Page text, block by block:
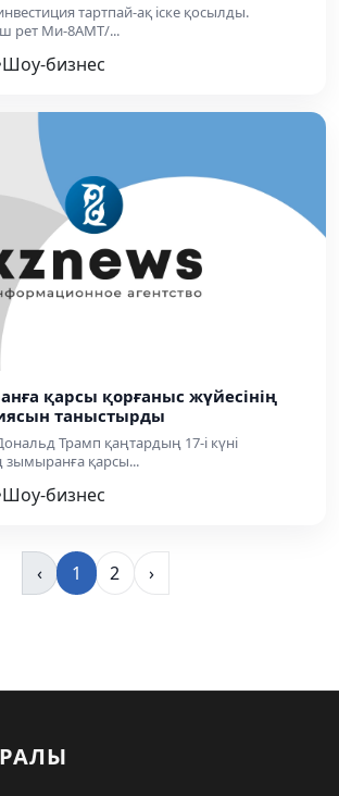
тартпай-ақ іске қосылды.
рет Ми-8АМТ/...
Шоу-бизнес
қарсы қорғаныс жүйесінің
таныстырды
Трамп қаңтардың 17-і күні
зымыранға қарсы...
Шоу-бизнес
‹ 1 2 ›